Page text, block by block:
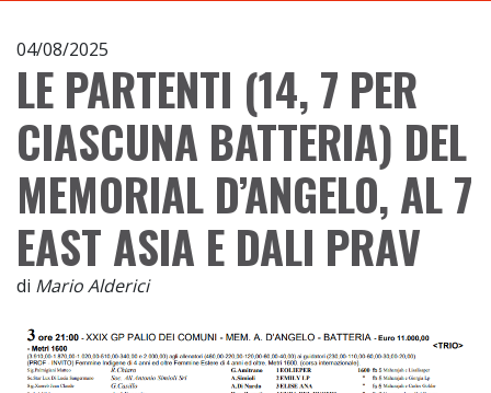
04/08/2025
LE PARTENTI (14, 7 PER
CIASCUNA BATTERIA) DEL
MEMORIAL D’ANGELO, AL 7
EAST ASIA E DALI PRAV
di Mario Alderici